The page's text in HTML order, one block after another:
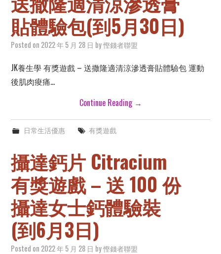
貼體驗包(到5月30日)
Posted on 2022 年 5 月 28 日 by慳錢者聯盟
JK養生學 有獎遊戲 – 送撒隆適清涼滲透膏貼體驗包 運動
後肌肉痠痛…
Continue Reading →
日常生活優惠 有獎遊戲
攝達鈣片 Citracium
有獎遊戲 – 送 100 份
攝達女士鈣體驗裝
(到6月3日)
Posted on 2022 年 5 月 28 日 by慳錢者聯盟